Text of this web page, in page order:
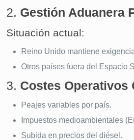
2. Gestión Aduanera
Situación actual:
Reino Unido mantiene
Otros países fuera del Espacio
3. Costes Operativos
Peajes variables por país.
Impuestos medioambientales
Subida en precios del diésel.